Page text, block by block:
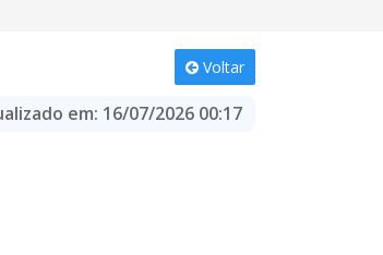
Voltar
em: 16/07/2026 00:17